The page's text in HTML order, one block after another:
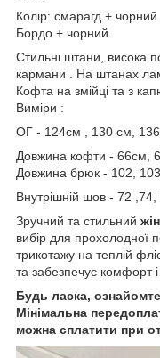
Колір: смарагд +
Бордо + чорний
Стильні штани, висока
кармани . На штанах
Кофта на змійці та з
Виміри :
ОГ - 124см , 130 см,
Довжина кофти - 66см,
Довжина брюк - 102,
Внутрішній шов - 72
Зручний та стильний
вибір для прохолодної
трикотажу на теплій
та забезпечує комфорт і
Будь ласка,
Мінімальна
можна сплатити при